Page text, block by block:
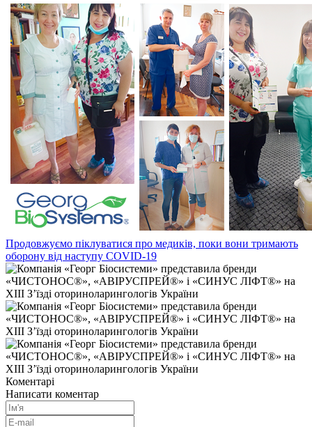
Продовжуємо піклуватися про медиків, поки вони тримають
оборону від наступу COVID-19
Коментарі
Написати коментар